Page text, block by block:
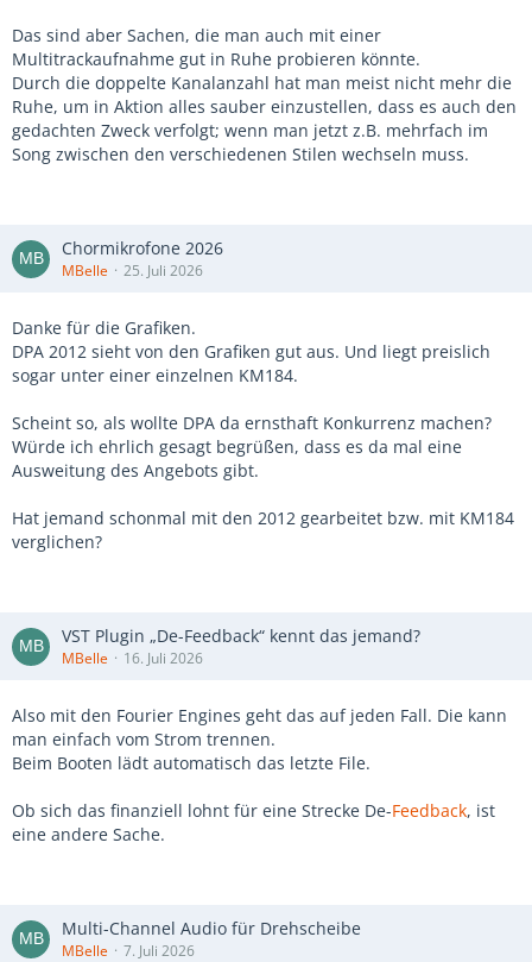
Das sind aber Sachen, die man auch mit einer
Multitrackaufnahme gut in Ruhe probieren könnte.
Durch die doppelte Kanalanzahl hat man meist nicht mehr die
Ruhe, um in Aktion alles sauber einzustellen, dass es auch den
gedachten Zweck verfolgt; wenn man jetzt z.B. mehrfach im
Song zwischen den verschiedenen Stilen wechseln muss.
Chormikrofone 2026
MBelle 25. Juli 2026
Danke für die Grafiken.
DPA 2012 sieht von den Grafiken gut aus. Und liegt preislich
sogar unter einer einzelnen KM184.
Scheint so, als wollte DPA da ernsthaft Konkurrenz machen?
Würde ich ehrlich gesagt begrüßen, dass es da mal eine
Ausweitung des Angebots gibt.
Hat jemand schonmal mit den 2012 gearbeitet bzw. mit KM184
verglichen?
VST Plugin „De-Feedback“ kennt das jemand?
MBelle 16. Juli 2026
Also mit den Fourier Engines geht das auf jeden Fall. Die kann
man einfach vom Strom trennen.
Beim Booten lädt automatisch das letzte File.
Ob sich das finanziell lohnt für eine Strecke De-Feedback, ist
eine andere Sache.
Multi-Channel Audio für Drehscheibe
MBelle 7. Juli 2026